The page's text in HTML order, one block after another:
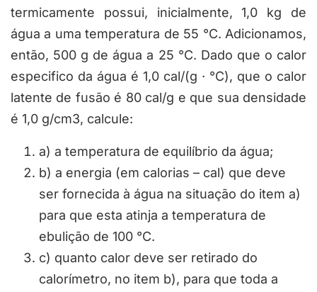
termicamente possui, inicialmente, 1,0 kg de
água a uma temperatura de 55 °C. Adicionamos,
então, 500 g de água a 25 °C. Dado que o calor
especifico da água é 1,0 cal/(g · °C), que o calor
latente de fusão é 80 cal/g e que sua densidade
é 1,0 g/cm3, calcule:
a) a temperatura de equilíbrio da água;
b) a energia (em calorias – cal) que deve
ser fornecida à água na situação do item a)
para que esta atinja a temperatura de
ebulição de 100 °C.
c) quanto calor deve ser retirado do
calorímetro, no item b), para que toda a